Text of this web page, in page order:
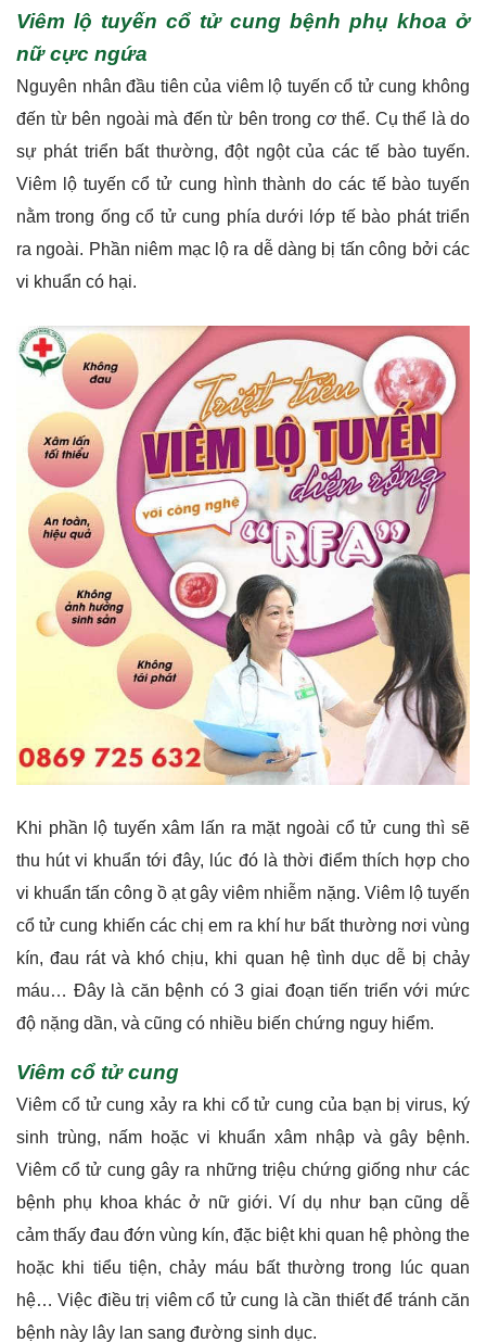
Viêm lộ tuyến cổ tử cung bệnh phụ khoa ở
nữ cực ngứa
Nguyên nhân đầu tiên của viêm lộ tuyến cổ tử cung không
đến từ bên ngoài mà đến từ bên trong cơ thể. Cụ thể là do
sự phát triển bất thường, đột ngột của các tế bào tuyến.
Viêm lộ tuyến cổ tử cung hình thành do các tế bào tuyến
nằm trong ống cổ tử cung phía dưới lớp tế bào phát triển
ra ngoài. Phần niêm mạc lộ ra dễ dàng bị tấn công bởi các
vi khuẩn có hại.
Khi phần lộ tuyến xâm lấn ra mặt ngoài cổ tử cung thì sẽ
thu hút vi khuẩn tới đây, lúc đó là thời điểm thích hợp cho
vi khuẩn tấn công ồ ạt gây viêm nhiễm nặng. Viêm lộ tuyến
cổ tử cung khiến các chị em ra khí hư bất thường nơi vùng
kín, đau rát và khó chịu, khi quan hệ tình dục dễ bị chảy
máu… Đây là căn bệnh có 3 giai đoạn tiến triển với mức
độ nặng dần, và cũng có nhiều biến chứng nguy hiểm.
Viêm cổ tử cung
Viêm cổ tử cung xảy ra khi cổ tử cung của bạn bị virus, ký
sinh trùng, nấm hoặc vi khuẩn xâm nhập và gây bệnh.
Viêm cổ tử cung gây ra những triệu chứng giống như các
bệnh phụ khoa khác ở nữ giới. Ví dụ như bạn cũng dễ
cảm thấy đau đớn vùng kín, đặc biệt khi quan hệ phòng the
hoặc khi tiểu tiện, chảy máu bất thường trong lúc quan
hệ… Việc điều trị viêm cổ tử cung là cần thiết để tránh căn
bệnh này lây lan sang đường sinh dục.